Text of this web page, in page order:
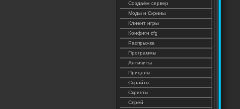
Создаём сервер
Моды и Скрины
Клиент игры
Конфиги cfg
Распрыжка
Программы
Античиты
Прицелы
Спрайты
Скрипты
Спрей